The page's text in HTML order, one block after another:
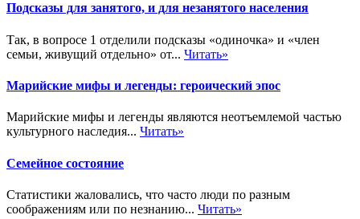
Подсказы для занятого, и для незанятого населения
Так, в вопросе 1 отделили подсказы «одиночка» и «член
семьи, живущий отдельно» от... Читать»
Марийские мифы и легенды: героический эпос
Марийские мифы и легенды являются неотъемлемой частью
культурного наследия... Читать»
Семейное состояние
Статистики жаловались, что часто люди по разным
соображениям или по незнанию... Читать»